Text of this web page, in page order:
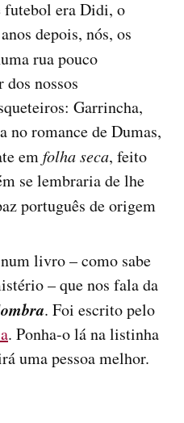
futebol era Didi, o
depois, nós, os
rua pouco
nossos
Garrincha,
no romance de Dumas,
emfolha seca, feito
se lembraria de lhe
português de origem
livro – como sabe
– que nos fala da
. Foi escrito pelo
. Ponha-o lá na listinha
uma pessoa melhor.